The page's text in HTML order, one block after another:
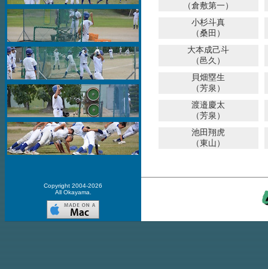
Copyright 2004-2026
All Okayama.
（倉敷第一）
小杉斗真
（桑田）
大本成己斗
（邑久）
貝畑塁生
（芳泉）
渡邉慶太
（芳泉）
池田翔虎
（東山）